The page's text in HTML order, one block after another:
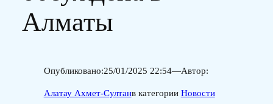
Алматы
Опубликовано:25/01/2025 22:54—Автор:
Алатау Ахмет-Султанв категории Новости